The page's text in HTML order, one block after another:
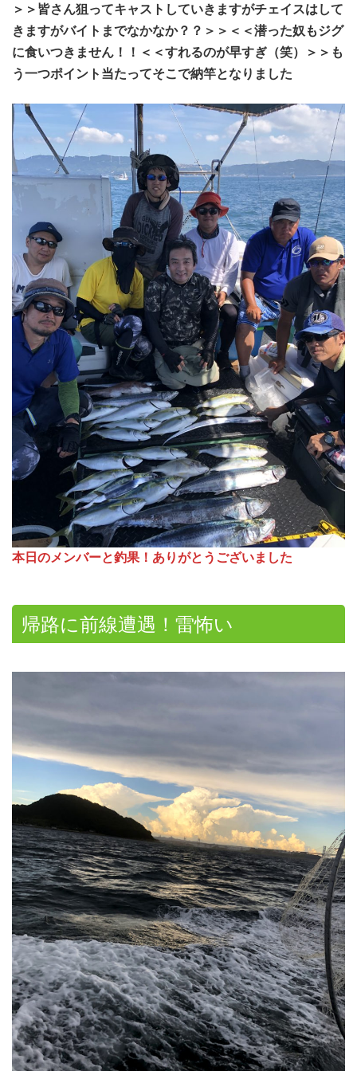
＞＞皆さん狙ってキャストしていきますがチェイスはして
きますがバイトまでなかなか？？＞＞＜＜潜った奴もジグ
に食いつきません！！＜＜すれるのが早すぎ（笑）＞＞も
う一つポイント当たってそこで納竿となりました
本日のメンバーと釣果！ありがとうございました
帰路に前線遭遇！雷怖い